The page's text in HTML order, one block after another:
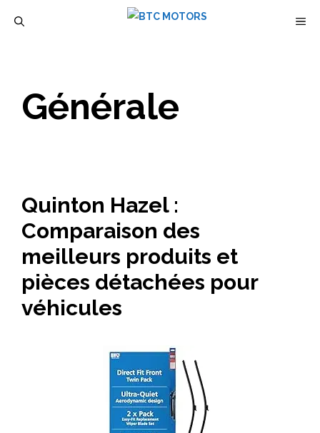
Générale
Quinton Hazel :
Comparaison des
meilleurs produits et
pièces détachées pour
véhicules